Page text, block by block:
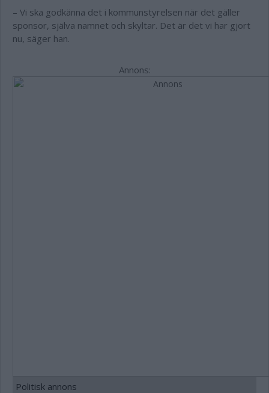
– Vi ska godkänna det i kommunstyrelsen när det gäller
sponsor, själva namnet och skyltar. Det är det vi har gjort
nu, säger han.
Annons:
Politisk annons